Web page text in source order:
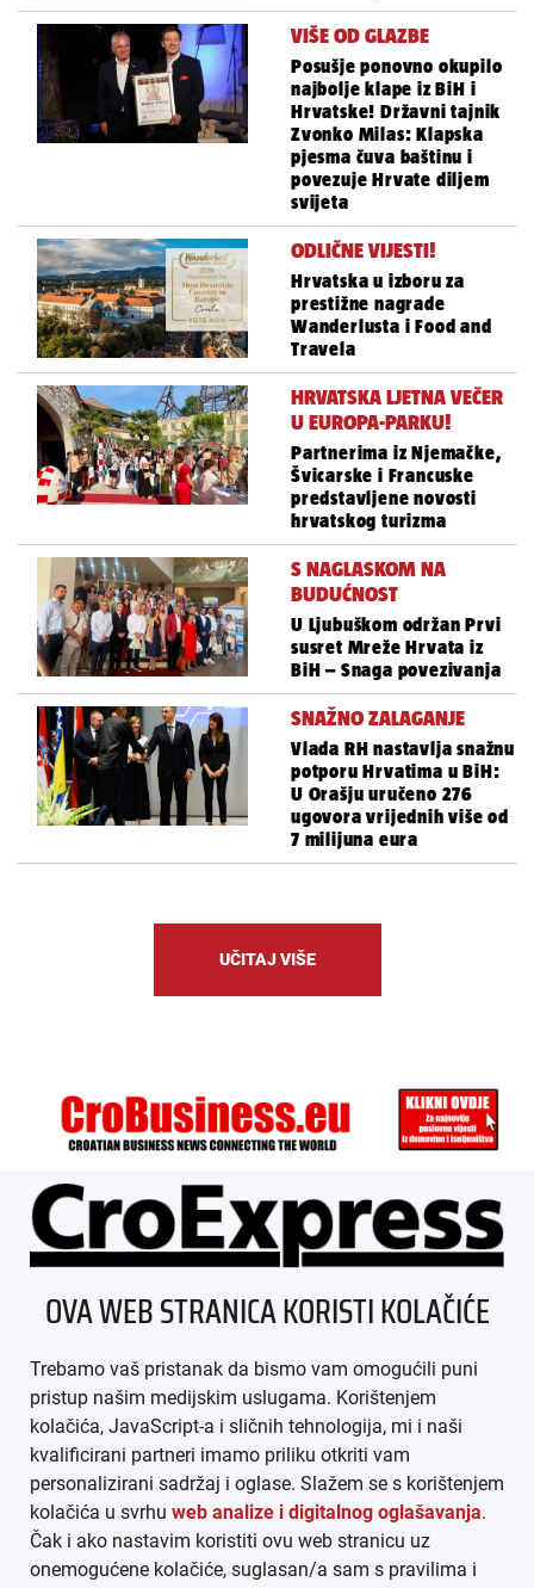
VIŠE OD GLAZBE
Posušje ponovno okupilo
najbolje klape iz BiH i
Hrvatske! Državni tajnik
Zvonko Milas: Klapska
pjesma čuva baštinu i
povezuje Hrvate diljem
svijeta
ODLIČNE VIJESTI!
Hrvatska u izboru za
prestižne nagrade
Wanderlusta i Food and
Travela
HRVATSKA LJETNA VEČER
U EUROPA-PARKU!
Partnerima iz Njemačke,
Švicarske i Francuske
predstavljene novosti
hrvatskog turizma
S NAGLASKOM NA
BUDUĆNOST
U Ljubuškom održan Prvi
susret Mreže Hrvata iz
BiH – Snaga povezivanja
SNAŽNO ZALAGANJE
Vlada RH nastavlja snažnu
potporu Hrvatima u BiH:
U Orašju uručeno 276
ugovora vrijednih više od
7 milijuna eura
UČITAJ VIŠE
ÜBER UNS
IMPRESSUM
AGB
DATENSCHUTZ
MEDIADATEN
ARHIVA (PDF)
OVA WEB STRANICA KORISTI KOLAČIĆE
Trebamo vaš pristanak da bismo vam omogućili puni
pristup našim medijskim uslugama. Korištenjem
kolačića, JavaScript-a i sličnih tehnologija, mi i naši
kvalificirani partneri imamo priliku otkriti vam
personalizirani sadržaj i oglase. Slažem se s korištenjem
kolačića u svrhu web analize i digitalnog oglašavanja.
Čak i ako nastavim koristiti ovu web stranicu uz
onemogućene kolačiće, suglasan/a sam s pravilima i